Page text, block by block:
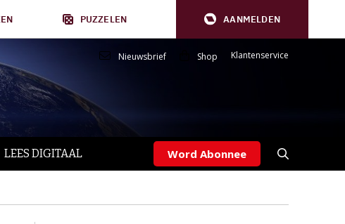
PUZZELEN AANMELDEN
Nieuwsbrief Shop Klantenservice
LEES DIGITAAL Word Abonnee